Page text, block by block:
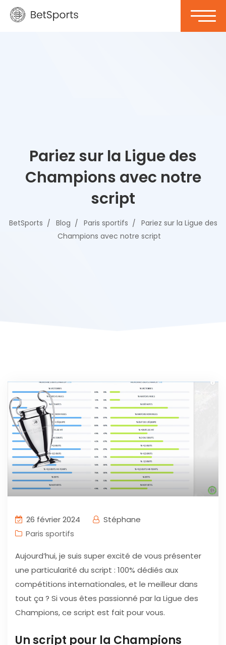
Pariez sur la Ligue des
Champions avec notre
script
BetSports Blog Paris sportifs
Pariez sur la Ligue des
Champions avec notre script
26 février 2024
Stéphane
Paris sportifs
Aujourd’hui, je suis super excité de vous présenter
une particularité du script : 100% dédiés aux
compétitions internationales, et le meilleur dans
tout ça ? Si vous êtes passionné par la Ligue des
Champions, ce script est fait pour vous.
Un script pour la Champions